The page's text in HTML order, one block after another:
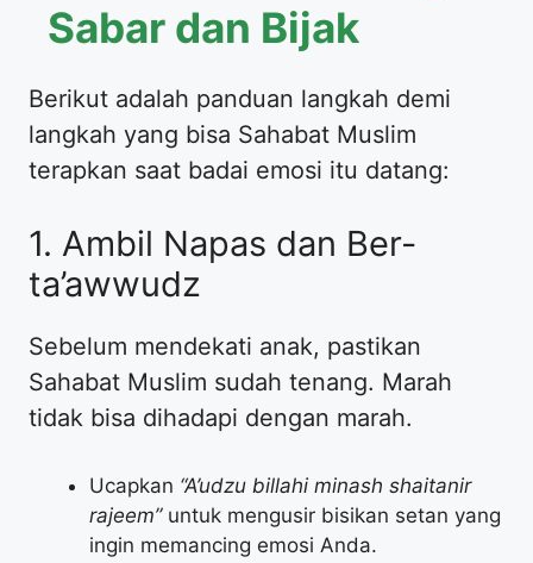
Sabar dan Bijak
​Berikut adalah panduan langkah demi
langkah yang bisa Sahabat Muslim
terapkan saat badai emosi itu datang:
​1. Ambil Napas dan Ber-
ta’awwudz
​Sebelum mendekati anak, pastikan
Sahabat Muslim sudah tenang. Marah
tidak bisa dihadapi dengan marah.
​Ucapkan “A’udzu billahi minash shaitanir
rajeem”untuk mengusir bisikan setan yang
ingin memancing emosi Anda.